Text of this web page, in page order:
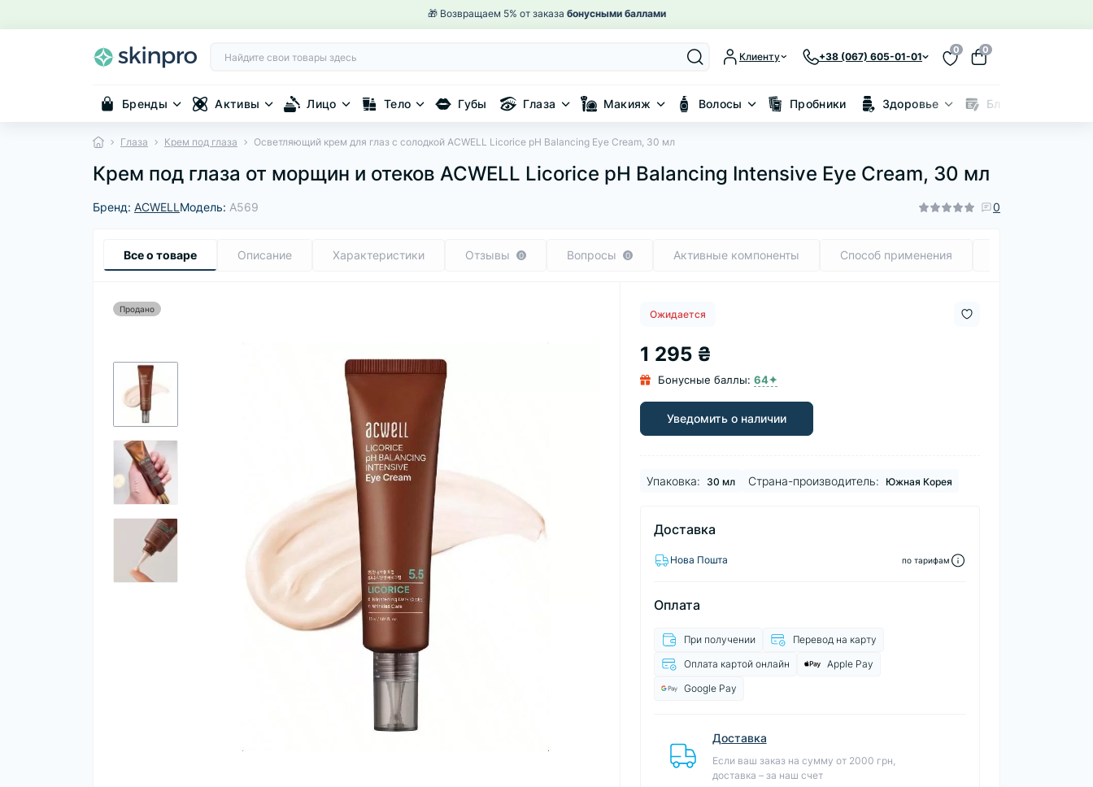
🚚 Бесплатная доставка от 2000 ₴
Клиенту +38 (067) 605-01-01
0 0
Бренды Активы Лицо Тело Губы Глаза Макияж Волосы Пробники Здоровье Блог
Глаза Крем под глаза Осветляющий крем для глаз с солодкой ACWELL Licorice pH Balancing Eye Cream, 30 мл
Крем под глаза от морщин и отеков ACWELL Licorice pH Balancing Intensive Eye Cream, 30 мл
Бренд: ACWELL Модель: A569 0
Все о товаре Описание Характеристики Отзывы 0 Вопросы 0 Активные компоненты Способ применения
Продано Ожидается
1 295 ₴
Бонусные баллы: 64✦
Уведомить о наличии
Упаковка: 30 мл Страна-производитель: Южная Корея
Доставка
Нова Пошта по тарифам
Оплата
При получении
Перевод на карту
Оплата картой онлайн
Apple Pay
Google Pay
Доставка
Если ваш заказ на сумму от 2000 грн,
доставка – за наш счет